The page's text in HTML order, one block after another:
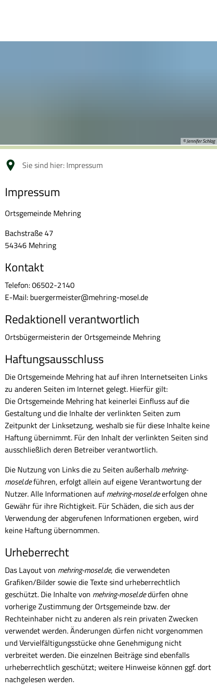
© Jennifer Schlag
Sie sind hier: Impressum
Impressum
Impressum
Ortsgemeinde Mehring
Bachstraße 47
54346 Mehring
Kontakt
Telefon: 06502-2140
E-Mail: buergermeister@mehring-mosel.de
Redaktionell verantwortlich
Ortsbügermeisterin der Ortsgemeinde Mehring
Haftungsausschluss
Die Ortsgemeinde Mehring hat auf ihren Internetseiten Links
zu anderen Seiten im Internet gelegt. Hierfür gilt:
Die Ortsgemeinde Mehring hat keinerlei Einfluss auf die
Gestaltung und die Inhalte der verlinkten Seiten zum
Zeitpunkt der Linksetzung, weshalb sie für diese Inhalte keine
Haftung übernimmt. Für den Inhalt der verlinkten Seiten sind
ausschließlich deren Betreiber verantwortlich.
Die Nutzung von Links die zu Seiten außerhalb mehring-
mosel.deführen, erfolgt allein auf eigene Verantwortung der
Nutzer. Alle Informationen aufmehring-mosel.deerfolgen ohne
Gewähr für ihre Richtigkeit. Für Schäden, die sich aus der
Verwendung der abgerufenen Informationen ergeben, wird
keine Haftung übernommen.
Urheberrecht
Das Layout von mehring-mosel.de, die verwendeten
Grafiken/Bilder sowie die Texte sind urheberrechtlich
geschützt. Die Inhalte von mehring-mosel.dedürfen ohne
vorherige Zustimmung der Ortsgemeinde bzw. der
Rechteinhaber nicht zu anderen als rein privaten Zwecken
verwendet werden. Änderungen dürfen nicht vorgenommen
und Vervielfältigungsstücke ohne Genehmigung nicht
verbreitet werden. Die einzelnen Beiträge sind ebenfalls
urheberrechtlich geschützt; weitere Hinweise können ggf. dort
nachgelesen werden.